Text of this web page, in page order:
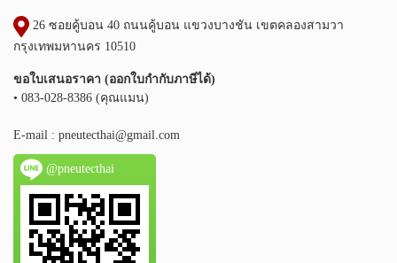
26 ซอยคู้บอน 40 ถนนคู้บอน แขวงบางชัน เขตคลองสามวา
กรุงเทพมหานคร 10510
ขอใบเสนอราคา (ออกใบกำกับภาษีได้)
• 083-028-8386 (คุณแมน)
E-mail : pneutecthai@gmail.com
@pneutecthai